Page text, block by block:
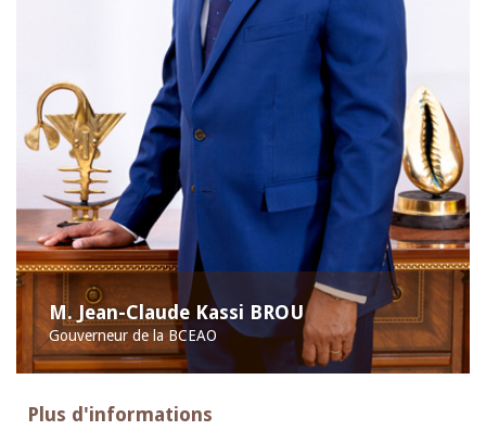
M. Jean-Claude Kassi BROU
Gouverneur de la BCEAO
Plus d'informations